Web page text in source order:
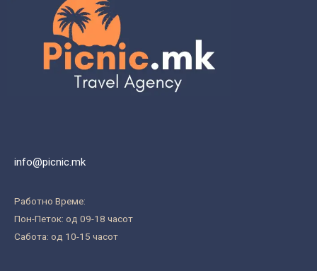
info@picnic.mk
Работно Време:
Пон-Петок: од 09-18 часот
Сабота: од 10-15 часот